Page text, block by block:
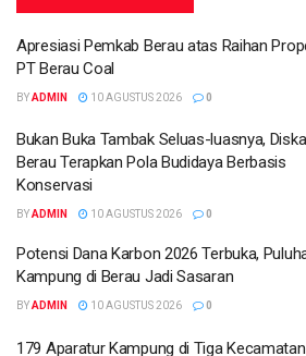
Apresiasi Pemkab Berau atas Raihan
PT Berau Coal
BYADMIN 10 AGUSTUS 2026 0
Bukan Buka Tambak Seluas-luasnya,
Berau Terapkan Pola Budidaya Berbasis
Konservasi
BYADMIN 10 AGUSTUS 2026 0
Potensi Dana Karbon 2026 Terbuka,
Kampung di Berau Jadi Sasaran
BYADMIN 10 AGUSTUS 2026 0
179 Aparatur Kampung di Tiga